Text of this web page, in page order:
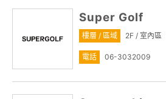
Super Golf
樓層 / 區域 2F / 室內區
電話 06-3032009